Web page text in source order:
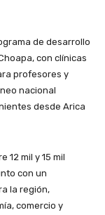
de desarrollo
con clínicas
profesores y
nacional
desde Arica
12 mil y 15 mil
con un
la región,
comercio y